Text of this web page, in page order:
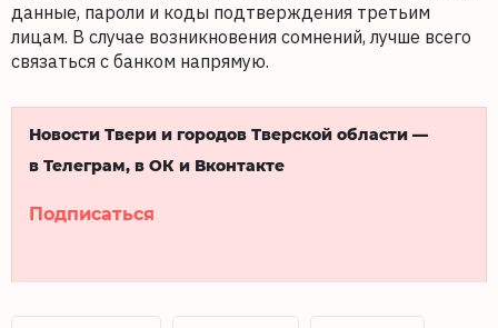
данные, пароли и коды подтверждения третьим
лицам. В случае возникновения сомнений, лучше всего
связаться с банком напрямую.
Новости Твери и городов Тверской области —
в Телеграм, в ОК и Вконтакте
Подписаться